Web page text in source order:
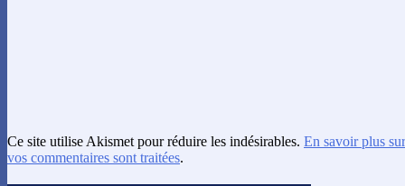
Ce site utilise Akismet pour réduire les indésirables. En savoir plus
vos commentaires sont traitées.